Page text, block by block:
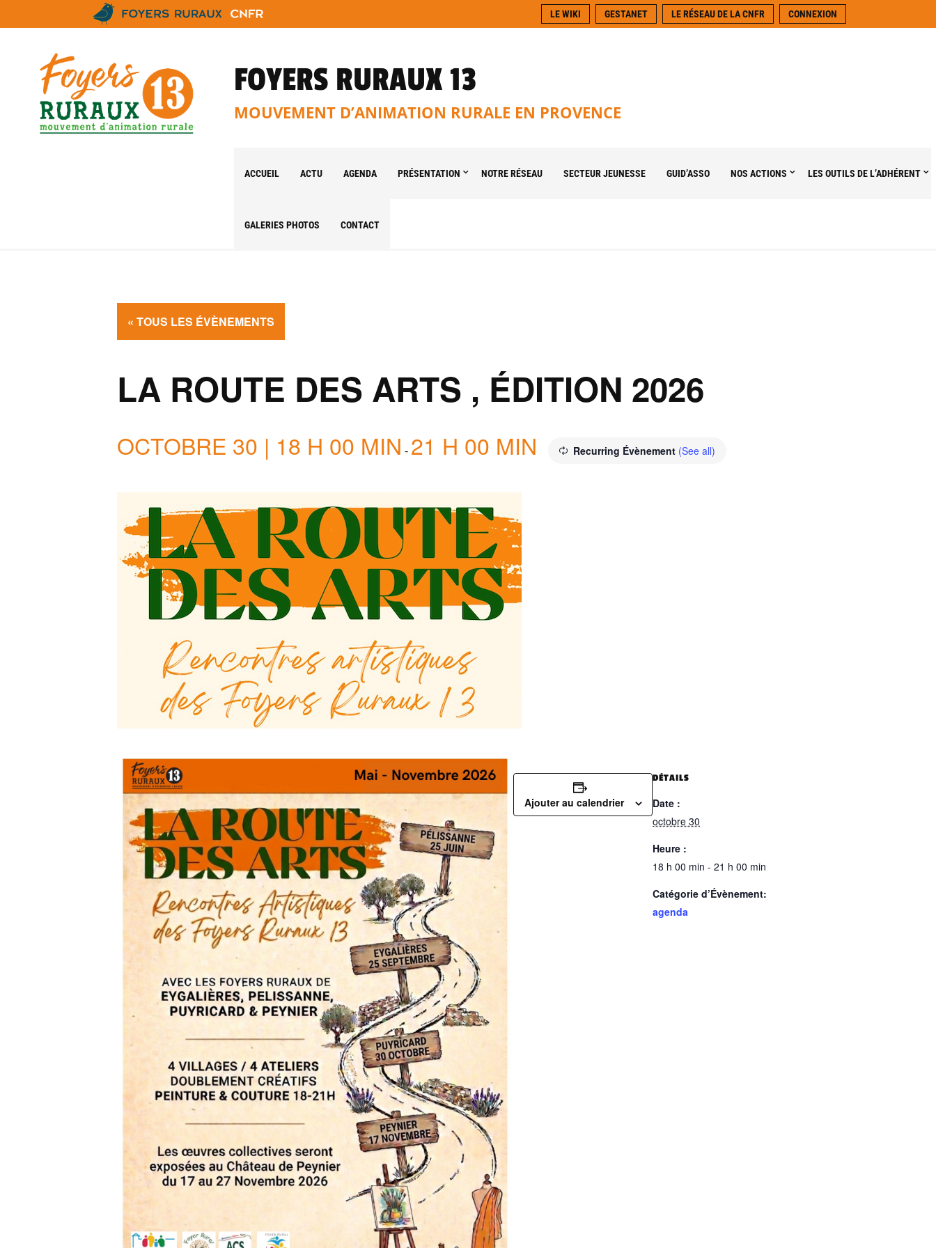
LE WIKI GESTANET LE RÉSEAU DE LA CNFR CONNEXION
FOYERS RURAUX 13
MOUVEMENT D’ANIMATION RURALE EN PROVENCE
ACCUEIL ACTU AGENDA PRÉSENTATION NOTRE RÉSEAU SECTEUR JEUNESSE GUID’ASSO NOS ACTIONS LES OUTILS DE L’ADHÉRENT
GALERIES PHOTOS CONTACT
« TOUS LES ÉVÈNEMENTS
LA ROUTE DES ARTS , ÉDITION 2026
OCTOBRE 30 | 18 H 00 MIN - 21 H 00 MIN Recurring Évènement (See all)
Ajouter au calendrier
DÉTAILS
Date :
octobre 30
Heure :
18 h 00 min - 21 h 00 min
Catégorie d’Évènement:
agenda